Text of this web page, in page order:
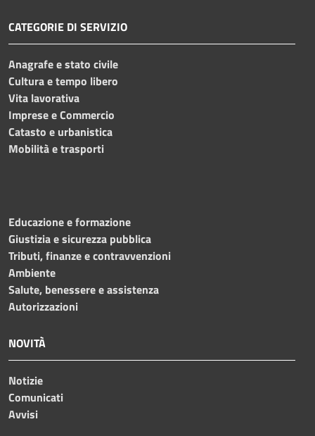
CATEGORIE DI SERVIZIO
Anagrafe e stato civile
Cultura e tempo libero
Vita lavorativa
Imprese e Commercio
Catasto e urbanistica
Mobilità e trasporti
Educazione e formazione
Giustizia e sicurezza pubblica
Tributi, finanze e contravvenzioni
Ambiente
Salute, benessere e assistenza
Autorizzazioni
NOVITÀ
Notizie
Comunicati
Avvisi